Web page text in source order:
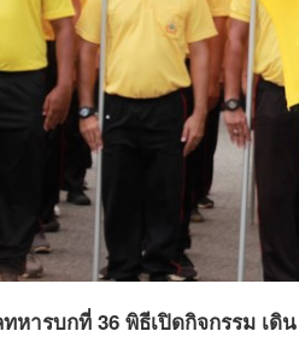
ารบกที่ 36 พิธีเปิดกิจกรรม เดิ